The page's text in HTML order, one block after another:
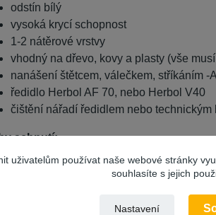
odstín bílý
vysoká krycí schopnost
1-2 nátěrové vrstvy
vhodný na dřevo, kovy a plasty (vše
nanášení štětcem, válečkem, stříkáním -
ředidlo Herbol AF 70, nebo Herbol V40
čištění nářadí ředidlem nebo technickým
schnutí:
odolný proti prachu za cca 3 hod.
uživatelům používat naše webové stránky
souhlasíte s jejich
Nastavení